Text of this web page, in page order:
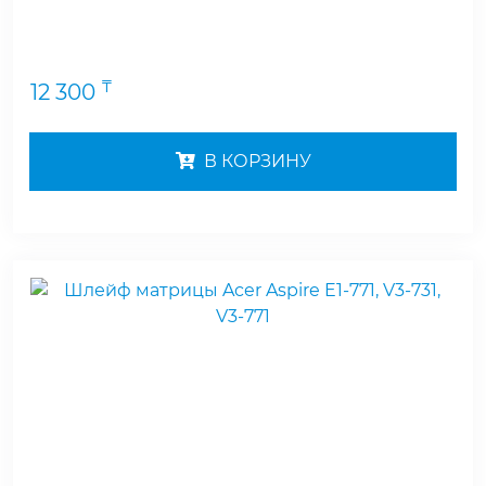
12 300 ₸
В КОРЗИНУ